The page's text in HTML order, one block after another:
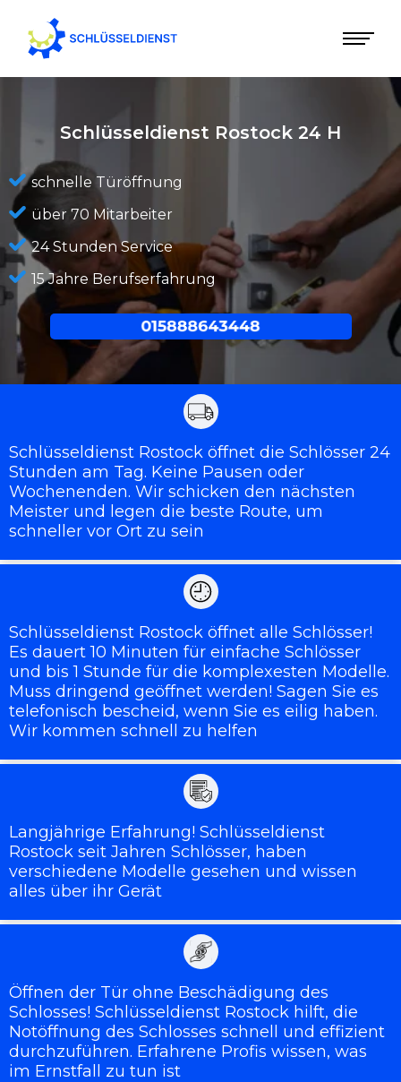
Schlüsseldienst Rostock 24 H
schnelle Türöffnung
über 70 Mitarbeiter
24 Stunden Service
15 Jahre Berufserfahrung
Schlüsseldienst Rostock öffnet die Schlösser 24
Stunden am Tag. Keine Pausen oder
Wochenenden. Wir schicken den nächsten
Meister und legen die beste Route, um
schneller vor Ort zu sein
Schlüsseldienst Rostock öffnet alle Schlösser!
Es dauert 10 Minuten für einfache Schlösser
und bis 1 Stunde für die komplexesten Modelle.
Muss dringend geöffnet werden! Sagen Sie es
telefonisch bescheid, wenn Sie es eilig haben.
Wir kommen schnell zu helfen
Langjährige Erfahrung! Schlüsseldienst
Rostock seit Jahren Schlösser, haben
verschiedene Modelle gesehen und wissen
alles über ihr Gerät
Öffnen der Tür ohne Beschädigung des
Schlosses! Schlüsseldienst Rostock hilft, die
Notöffnung des Schlosses schnell und effizient
durchzuführen. Erfahrene Profis wissen, was
im Ernstfall zu tun ist